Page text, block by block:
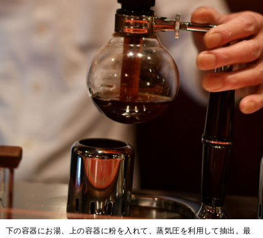
下の容器にお湯、上の容器に粉を入れて、蒸気圧を利用して抽出。最